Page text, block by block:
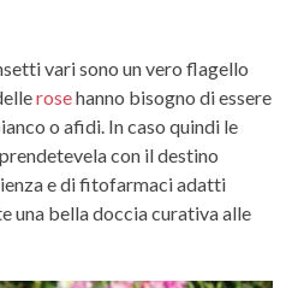
vari sono un vero flagello
rosehanno bisogno di essere
o afidi. In caso quindi le
con il destino
e di fitofarmaci adatti
una bella doccia curativa alle